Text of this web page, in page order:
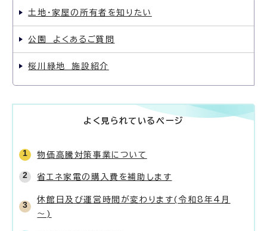
土地・家屋の所有者を知りたい
公園 よくあるご質問
桜川緑地 施設紹介
よく見られているページ
物価高騰対策事業について
省エネ家電の購入費を補助します
休館日及び運営時間が変わります(令和8年4月
～)